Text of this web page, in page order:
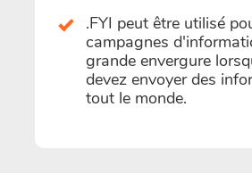
.FYI peut être utilisé
campagnes
grande envergure
devez envoyer des
tout le monde.